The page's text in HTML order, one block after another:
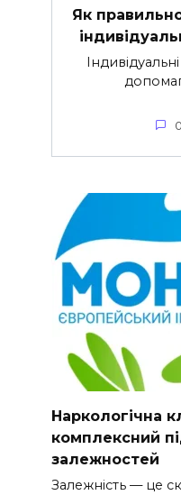
Як
0
Наркологічна
комплексний
залежностей
Залежність — це